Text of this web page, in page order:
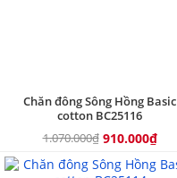
Chăn đông Sông Hồng Basic
cotton BC25116
1.070.000₫ 910.000₫